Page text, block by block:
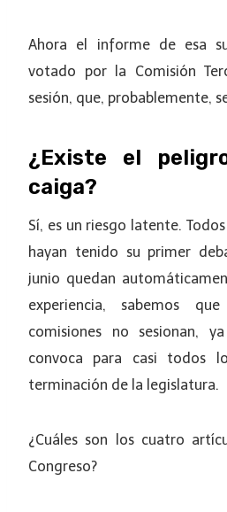
Ahora el informe de esa
votado por la Comisión
sesión, que, probablemente,
¿Existe el
caiga?
Sí, es un riesgo latente.
hayan tenido su primer
junio quedan
experiencia, sabemos
comisiones no sesionan,
convoca para casi todos
terminación de la legislatura.
¿Cuáles son los cuatro
Congreso?